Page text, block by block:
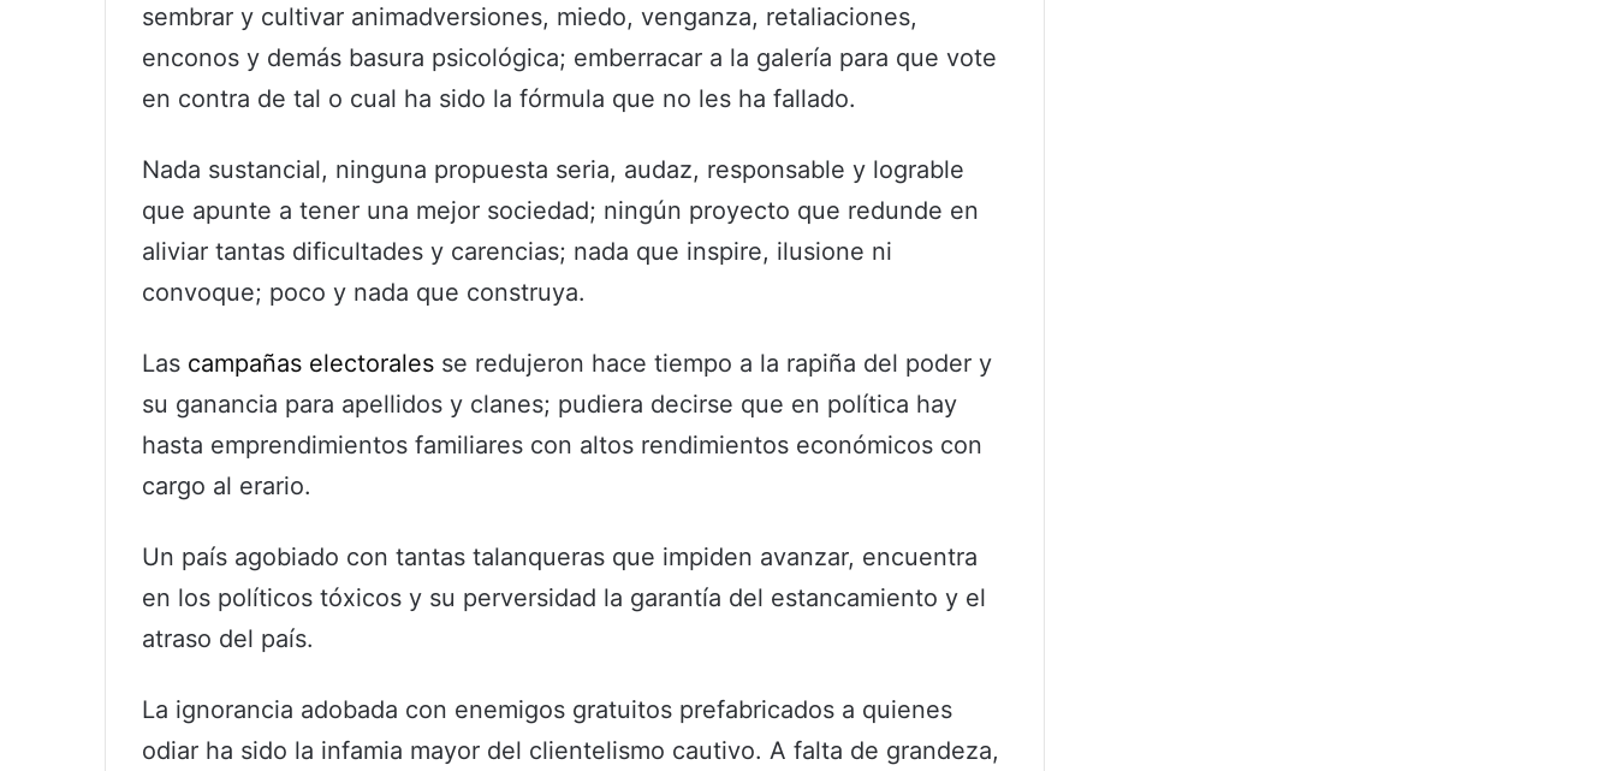
sembrar y cultivar animadversiones, miedo, venganza, retaliaciones,
enconos y demás basura psicológica; emberracar a la galería para que vote
en contra de tal o cual ha sido la fórmula que no les ha fallado.
Nada sustancial, ninguna propuesta seria, audaz, responsable y lograble
que apunte a tener una mejor sociedad; ningún proyecto que redunde en
aliviar tantas dificultades y carencias; nada que inspire, ilusione ni
convoque; poco y nada que construya.
Las campañas electorales se redujeron hace tiempo a la rapiña del poder y
su ganancia para apellidos y clanes; pudiera decirse que en política hay
hasta emprendimientos familiares con altos rendimientos económicos con
cargo al erario.
Un país agobiado con tantas talanqueras que impiden avanzar, encuentra
en los políticos tóxicos y su perversidad la garantía del estancamiento y el
atraso del país.
La ignorancia adobada con enemigos gratuitos prefabricados a quienes
odiar ha sido la infamia mayor del clientelismo cautivo. A falta de grandeza,